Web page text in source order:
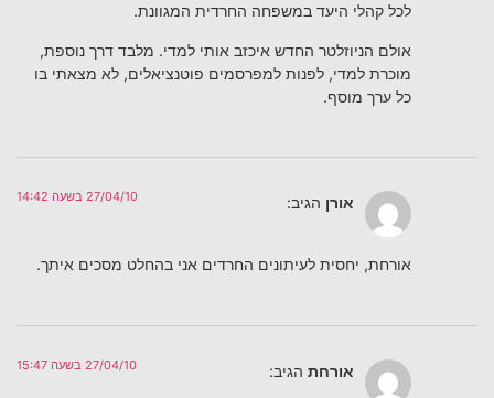
לכל קהלי היעד במשפחה החרדית המגוונת.
אולם הניוזלטר החדש איכזב אותי למדי. מלבד דרך נוספת,
מוכרת למדי, לפנות למפרסמים פוטנציאלים, לא מצאתי בו
כל ערך מוסף.
אורן הגיב: 27/04/10 בשעה 14:42
אורחת, יחסית לעיתונים החרדים אני בהחלט מסכים איתך.
אורחת הגיב: 27/04/10 בשעה 15:47